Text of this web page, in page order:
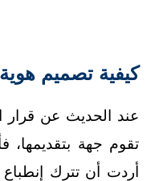
كيفية تصميم
عند الحديث عن قرار
تقوم جهة بتقديمها،
أردت أن تترك